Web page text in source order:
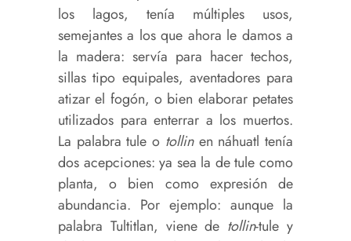
los lagos, tenía múltiples usos,
semejantes a los que ahora le damos a
la madera: servía para hacer techos,
sillas tipo equipales, aventadores para
atizar el fogón, o bien elaborar petates
utilizados para enterrar a los muertos.
La palabra tule o tollinen náhuatl tenía
dos acepciones: ya sea la de tule como
planta, o bien como expresión de
abundancia. Por ejemplo: aunque la
palabra Tultitlan, viene de tollin-tule y